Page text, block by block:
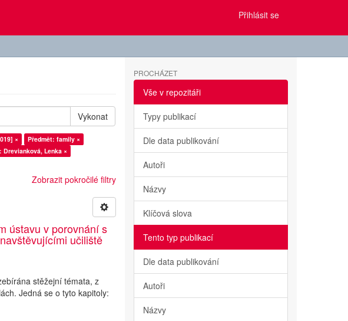
Přihlásit se
Vykonat
×
Předmět: family ×
Drevianková, Lenka ×
Zobrazit pokročilé filtry
ústavu v porovnání s
učiliště
stěžejní témata, z
Jedná se o tyto kapitoly:
PROCHÁZET
Vše v repozitáři
Typy publikací
Dle data publikování
Autoři
Názvy
Klíčová slova
Tento typ publikací
Dle data publikování
Autoři
Názvy